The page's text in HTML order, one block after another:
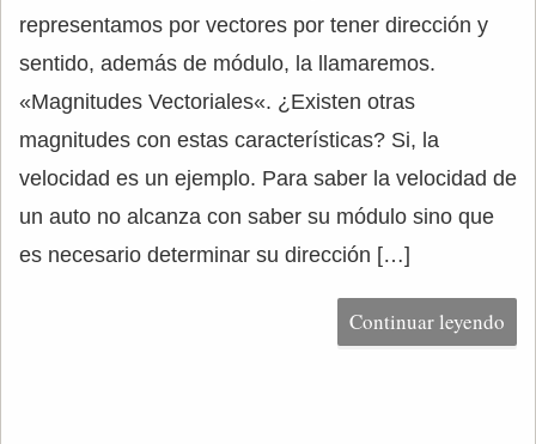
representamos por vectores por tener dirección y
sentido, además de módulo, la llamaremos.
«Magnitudes Vectoriales«. ¿Existen otras
magnitudes con estas características? Si, la
velocidad es un ejemplo. Para saber la velocidad de
un auto no alcanza con saber su módulo sino que
es necesario determinar su dirección […]
Continuar leyendo